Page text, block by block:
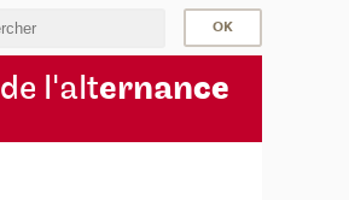
de l'alternance